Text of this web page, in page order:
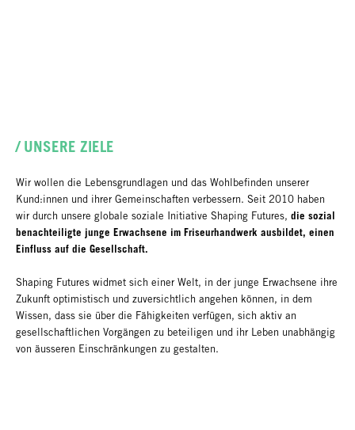
/ UNSERE ZIELE
Wir wollen die Lebensgrundlagen und das Wohlbefinden unserer
Kund:innen und ihrer Gemeinschaften verbessern. Seit 2010 haben
wir durch unsere globale soziale Initiative Shaping Futures, die sozial
benachteiligte junge Erwachsene im Friseurhandwerk ausbildet, einen
Einfluss auf die Gesellschaft.
Shaping Futures widmet sich einer Welt, in der junge Erwachsene ihre
Zukunft optimistisch und zuversichtlich angehen können, in dem
Wissen, dass sie über die Fähigkeiten verfügen, sich aktiv an
gesellschaftlichen Vorgängen zu beteiligen und ihr Leben unabhängig
von äusseren Einschränkungen zu gestalten.